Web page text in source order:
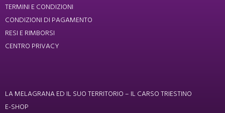
TERMINI E CONDIZIONI
CONDIZIONI DI PAGAMENTO
RESI E RIMBORSI
CENTRO PRIVACY
LA MELAGRANA ED IL SUO TERRITORIO – IL CARSO TRIESTINO
E-SHOP